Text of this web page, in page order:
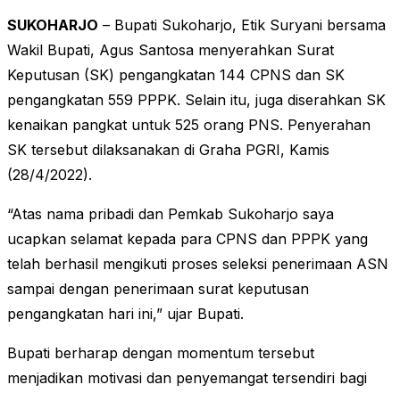
SUKOHARJO – Bupati Sukoharjo, Etik Suryani bersama
Wakil Bupati, Agus Santosa menyerahkan Surat
Keputusan (SK) pengangkatan 144 CPNS dan SK
pengangkatan 559 PPPK. Selain itu, juga diserahkan SK
kenaikan pangkat untuk 525 orang PNS. Penyerahan
SK tersebut dilaksanakan di Graha PGRI, Kamis
(28/4/2022).
“Atas nama pribadi dan Pemkab Sukoharjo saya
ucapkan selamat kepada para CPNS dan PPPK yang
telah berhasil mengikuti proses seleksi penerimaan ASN
sampai dengan penerimaan surat keputusan
pengangkatan hari ini,” ujar Bupati.
Bupati berharap dengan momentum tersebut
menjadikan motivasi dan penyemangat tersendiri bagi